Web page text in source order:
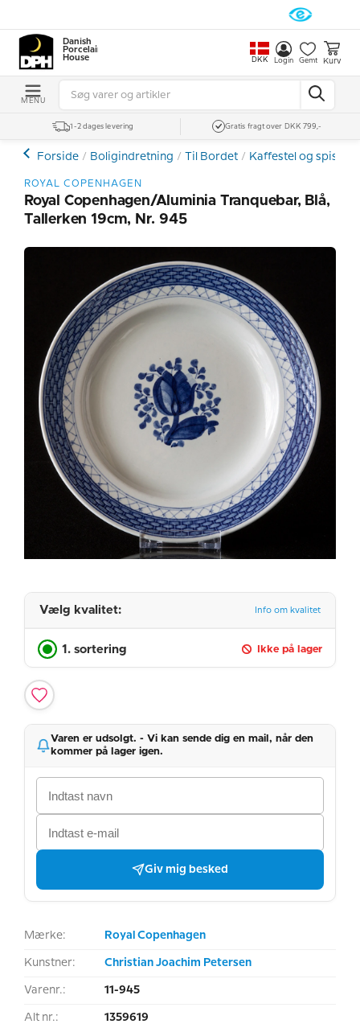
Danish
Porcelain
House
DKK Login Gemt Kurv
MENU
1-2 dages levering Gratis fragt over DKK 799,-
Forside Boligindretning Til Bordet Kaffestel og
ROYAL COPENHAGEN
Royal Copenhagen/Aluminia Tranquebar, Blå,
Tallerken 19cm, Nr. 945
Vælg kvalitet: Info om kvalitet
1. sortering Ikke på lager
Varen er udsolgt. - Vi kan sende dig en mail, når den
kommer på lager igen.
Giv mig besked
Mærke: Royal Copenhagen
Kunstner: Christian Joachim Petersen
Varenr.: 11-945
Alt nr.: 1359619